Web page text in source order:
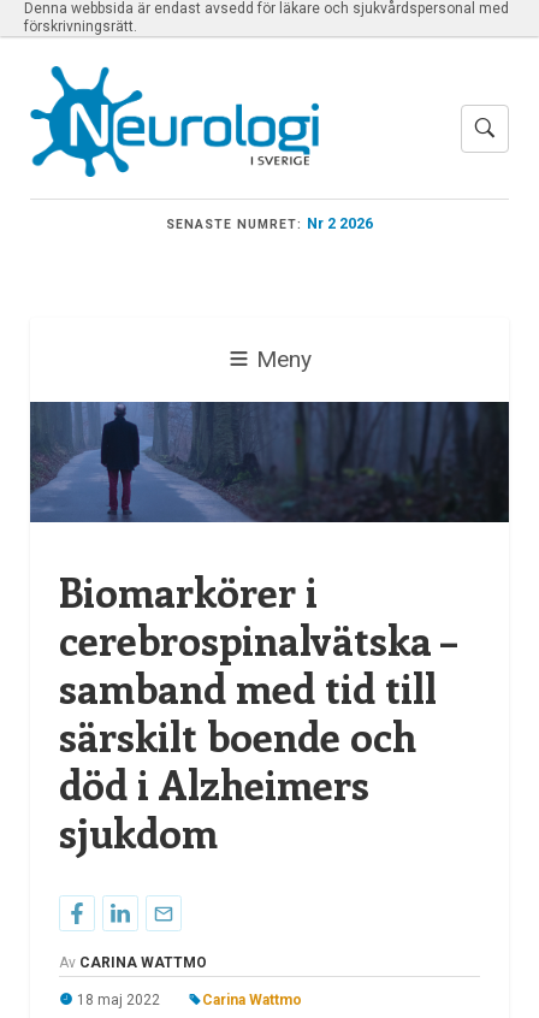
Denna webbsida är endast avsedd för läkare och sjukvårdspersonal med
förskrivningsrätt.
SENASTE NUMRET: Nr 2 2026
Meny
Biomarkörer i
cerebrospinalvätska –
samband med tid till
särskilt boende och
död i Alzheimers
sjukdom
Av CARINA WATTMO
18 maj 2022 Carina Wattmo